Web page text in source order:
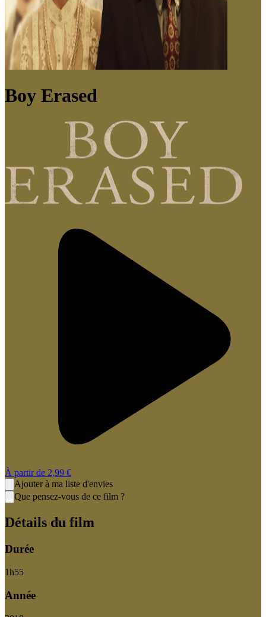
Boy Erased
À partir de 2,99 €
Ajouter à ma liste d'envies
Que pensez-vous de ce film ?
Détails du film
Durée
1h55
Année